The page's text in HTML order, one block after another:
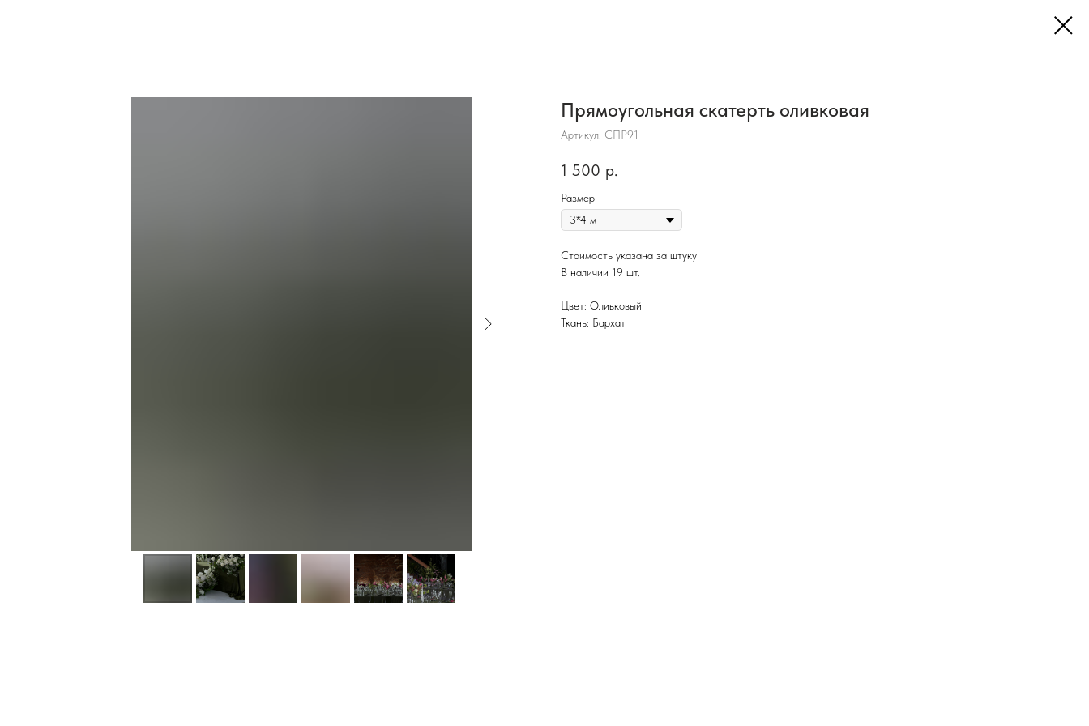
Прямоугольная скатерть оливковая
Артикул: СПР91
1 500 р.
Размер
Стоимость указана за штуку
В наличии 19 шт.
Цвет: Оливковый
Ткань: Бархат